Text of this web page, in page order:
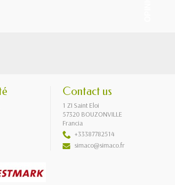
Contact us
1 ZI Saint Eloi
57320 BOUZONVILLE
Francia
+33387782514
simaco@simaco.fr